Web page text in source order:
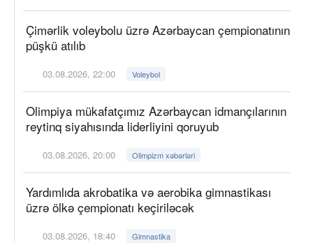
Çimərlik voleybolu üzrə Azərbaycan çempionatının
püşkü atılıb
03.08.2026, 22:00 Voleybol
Olimpiya mükafatçımız Azərbaycan idmançılarının
reytinq siyahısında liderliyini qoruyub
03.08.2026, 20:00 Olimpizm xəbərləri
Yardımlıda akrobatika və aerobika gimnastikası
üzrə ölkə çempionatı keçiriləcək
03.08.2026, 18:40 Gimnastika